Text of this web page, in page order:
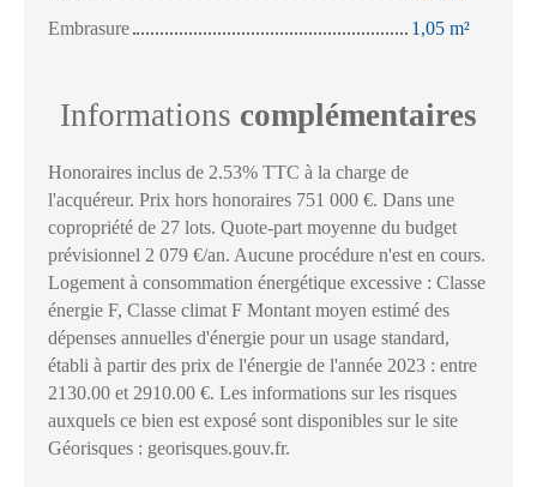
Embrasure
1,05 m²
Informations complémentaires
Honoraires inclus de 2.53% TTC à la charge de
l'acquéreur. Prix hors honoraires 751 000 €. Dans une
copropriété de 27 lots. Quote-part moyenne du budget
prévisionnel 2 079 €/an. Aucune procédure n'est en cours.
Logement à consommation énergétique excessive : Classe
énergie F, Classe climat F Montant moyen estimé des
dépenses annuelles d'énergie pour un usage standard,
établi à partir des prix de l'énergie de l'année 2023 : entre
2130.00 et 2910.00 €. Les informations sur les risques
auxquels ce bien est exposé sont disponibles sur le site
Géorisques : georisques.gouv.fr.